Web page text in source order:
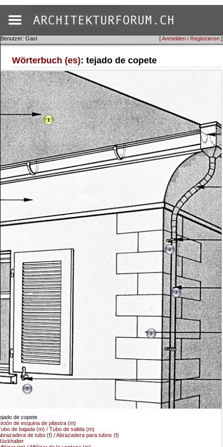
[Anmelden / Registrieren ]
Benutzer: Gast
Wörterbuch (es): tejado de copete
1
de copete
de esquina de pilastra (m)
2
de bajada (m) / Tubo de salida (m)
3
de tubo (f) / Abrazadera para tubos (f)
4
5